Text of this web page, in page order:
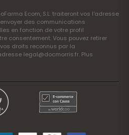
Ecom, S.L. traiteront vos l'adresse
des communications
en fonction de votre profil
consentement. Vous pouvez retirer
droits reconnus par la
legal@docmorris.fr. Plus